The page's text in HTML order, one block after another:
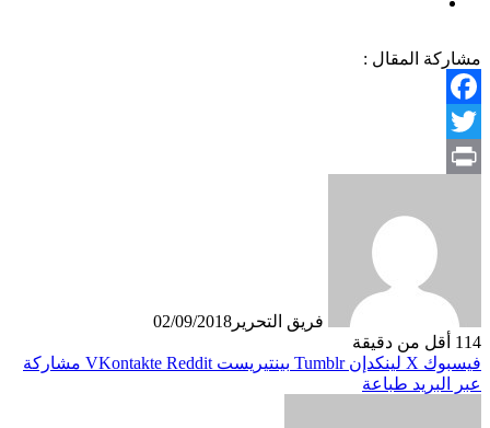
مشاركة المقال :
Facebook
Twitter
فريق التحرير 02/09/2018
114 أقل من دقيقة
فيسبوك X لينكدإن بينتيريست
مشاركة
عبر البريد طباعة